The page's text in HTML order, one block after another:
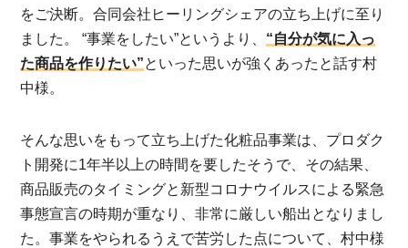
をご決断。合同会社ヒーリングシェアの立ち上げに至り
ました。 “事業をしたい”というより、 “自分が気に入っ
た商品を作りたい”といった思いが強くあったと話す村
中様。
そんな思いをもって立ち上げた化粧品事業は、プロダク
ト開発に1年半以上の時間を要したそうで、その結果、
商品販売のタイミングと新型コロナウイルスによる緊急
事態宣言の時期が重なり、非常に厳しい船出となりまし
た。事業をやられるうえで苦労した点について、村中様